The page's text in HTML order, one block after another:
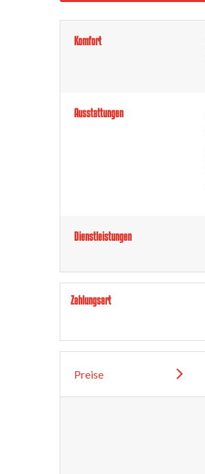
Komfort
Ausstattungen
Dienstleistungen
Zahlungsart
Preise